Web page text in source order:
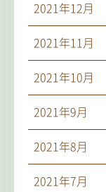
2021年12月
2021年11月
2021年10月
2021年9月
2021年8月
2021年7月